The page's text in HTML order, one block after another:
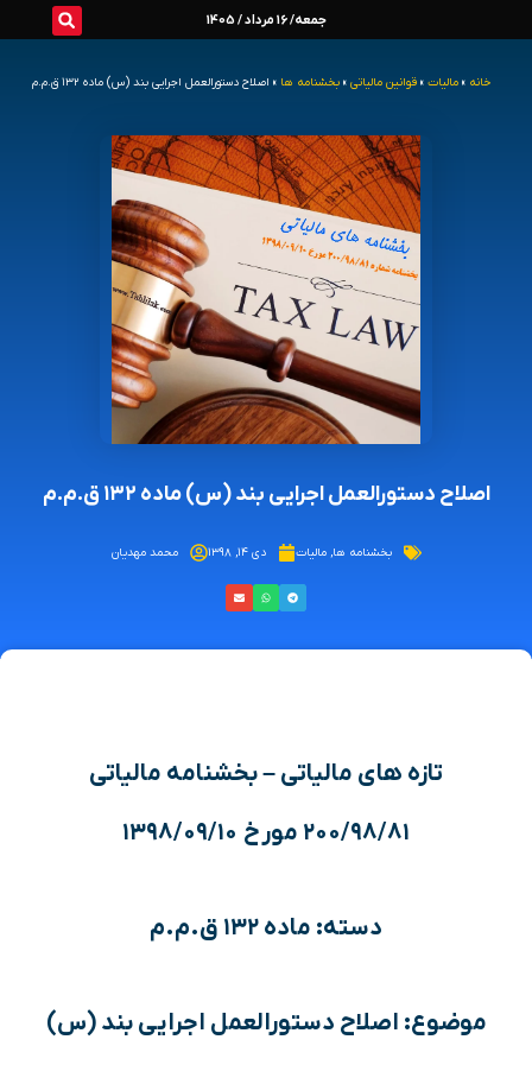
جمعه/ 16 مرداد / 1405
خانه » مالیات » قوانین مالیاتی » بخشنامه ها » اصلاح دستورالعمل اجرایی بند (س) ماده ۱۳۲ ق.م.م
اصلاح دستورالعمل اجرایی بند (س) ماده ۱۳۲ ق.م.م
بخشنامه ها,مالیات دی ۱۴, ۱۳۹۸ محمد مهدیان
تازه های مالیاتی – بخشنامه مالیاتی
۲۰۰/۹۸/۸۱ مورخ ۱۳۹۸/۰۹/۱۰
دسته: ماده ۱۳۲ ق.م.م
موضوع: اصلاح دستورالعمل اجرایی بند (س)